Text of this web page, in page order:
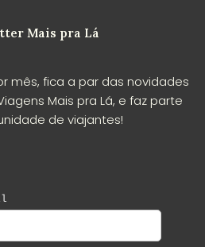
Mais pra Lá
mês, fica a par das novidades
Mais pra Lá, e faz parte
de viajantes!